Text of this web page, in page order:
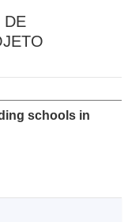
DE
schools in